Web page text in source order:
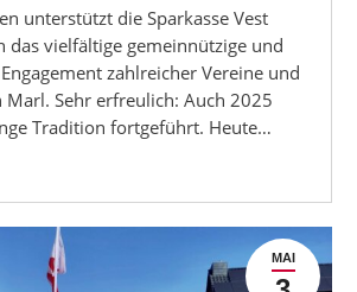
unterstützt die Sparkasse Vest
das vielfältige gemeinnützige und
zahlreicher Vereine und
Sehr erfreulich: Auch 2025
Tradition fortgeführt. Heute…
MAI